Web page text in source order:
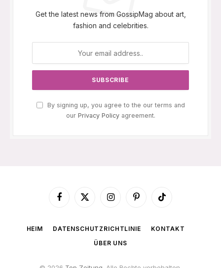
Get the latest news from GossipMag about art,
fashion and celebrities.
By signing up, you agree to the our terms and
our Privacy Policyagreement.
Facebook
X
InstagramPinterestTikTok
HEIM DATENSCHUTZRICHTLINIE
KONTAKT
ÜBER UNS